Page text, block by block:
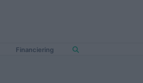
Financiering